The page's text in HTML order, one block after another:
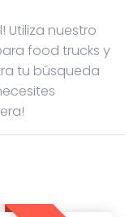
Utiliza nuestro
food trucks y
tu búsqueda